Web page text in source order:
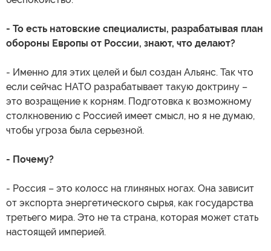
- То есть натовские специалисты, разрабатывая план
обороны Европы от России, знают, что делают?
- Именно для этих целей и был создан Альянс. Так что
если сейчас НАТО разрабатывает такую доктрину –
это возращение к корням. Подготовка к возможному
столкновению с Россией имеет смысл, но я не думаю,
чтобы угроза была серьезной.
- Почему?
- Россия – это колосс на глиняных ногах. Она зависит
от экспорта энергетического сырья, как государства
третьего мира. Это не та страна, которая может стать
настоящей империей.